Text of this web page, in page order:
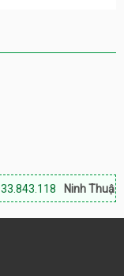
Ninh Thuận Land: